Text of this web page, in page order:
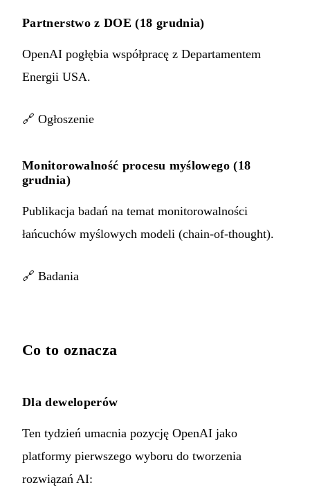
Partnerstwo z DOE (18 grudnia)
OpenAI pogłębia współpracę z Departamentem
Energii USA.
🔗 Ogłoszenie
Monitorowalność procesu myślowego (18
grudnia)
Publikacja badań na temat monitorowalności
łańcuchów myślowych modeli (chain-of-thought).
🔗 Badania
Co to oznacza
Dla deweloperów
Ten tydzień umacnia pozycję OpenAI jako
platformy pierwszego wyboru do tworzenia
rozwiązań AI: